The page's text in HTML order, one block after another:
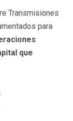
Transmisiones
para
que